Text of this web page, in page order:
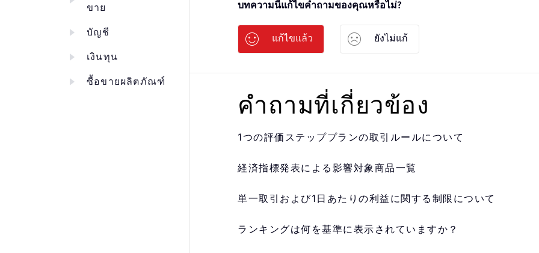
ขาย
บัญชี
เงินทุน
ซื้อขายผลิตภัณฑ์
บทความนี้แก้ไขคำถามของคุณหรือไม่?
แก้ไขแล้ว ยังไม่แก้
คำถามที่เกี่ยวข้อง
1つの評価ステッププランの取引ルールについて
経済指標発表による影響対象商品一覧
単一取引および1日あたりの利益に関する制限について
ランキングは何を基準に表示されていますか？